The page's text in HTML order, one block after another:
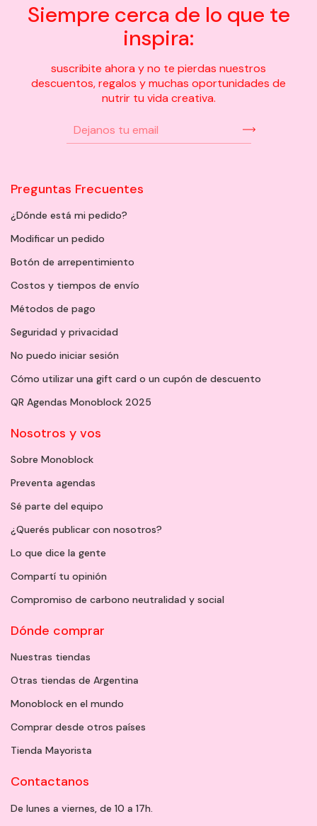
Siempre cerca de lo que te
inspira:
suscribite ahora y no te pierdas nuestros
descuentos, regalos y muchas oportunidades de
nutrir tu vida creativa.
Preguntas Frecuentes
¿Dónde está mi pedido?
Modificar un pedido
Botón de arrepentimiento
Costos y tiempos de envío
Métodos de pago
Seguridad y privacidad
No puedo iniciar sesión
Cómo utilizar una gift card o un cupón de descuento
QR Agendas Monoblock 2025
Nosotros y vos
Sobre Monoblock
Preventa agendas
Sé parte del equipo
¿Querés publicar con nosotros?
Lo que dice la gente
Compartí tu opinión
Compromiso de carbono neutralidad y social
Dónde comprar
Nuestras tiendas
Otras tiendas de Argentina
Monoblock en el mundo
Comprar desde otros países
Tienda Mayorista
Contactanos
De lunes a viernes, de 10 a 17h.